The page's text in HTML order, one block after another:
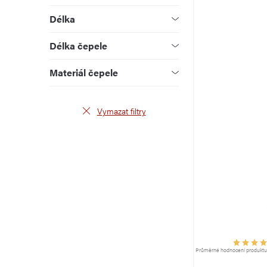
Délka
Délka čepele
Materiál čepele
Vymazat filtry
Průměrné hodnocení